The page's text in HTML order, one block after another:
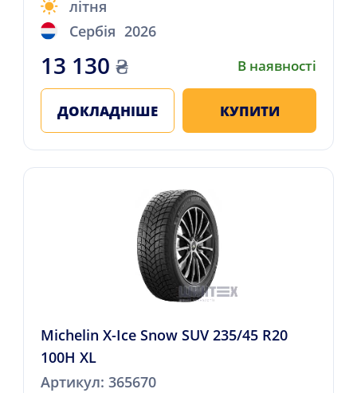
літня
Сербія 2026
13 130 ₴ В наявності
ДОКЛАДНІШЕ КУПИТИ
Michelin X-Ice Snow SUV 235/45 R20
100H XL
Артикул: 365670